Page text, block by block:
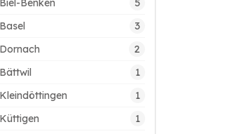
Benken
3
2
1
1
1